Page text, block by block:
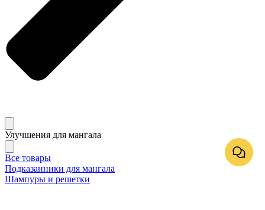
Улучшения для мангала
Все товары
Подказанники для мангала
Шампуры и решетки